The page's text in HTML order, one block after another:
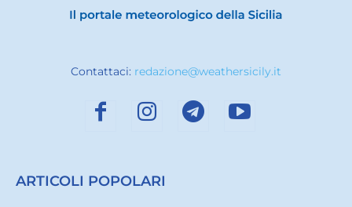
Contattaci: redazione@weathersicily.it
ARTICOLI POPOLARI